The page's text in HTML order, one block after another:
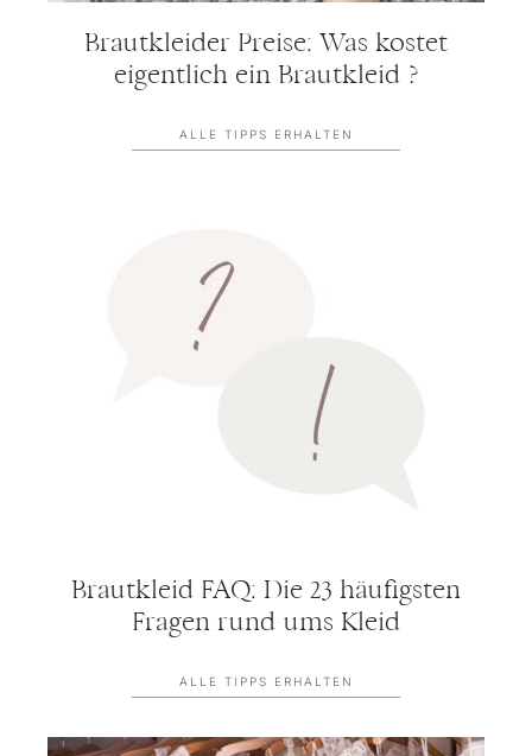
Brautkleider Preise: Was kostet
eigentlich ein Brautkleid ?
ALLE TIPPS ERHALTEN
Brautkleid FAQ: Die 23 häufigsten
Fragen rund ums Kleid
ALLE TIPPS ERHALTEN